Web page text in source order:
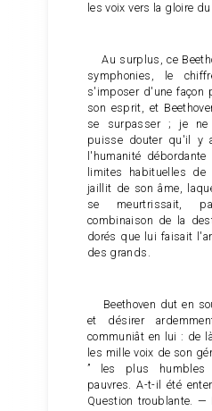
les voix vers la gloire
Au surplus, ce
symphonies, le
s'imposer d'une façon
son esprit, et
se surpasser ; je ne
puisse douter qu'il y
l'humanité
limites habituelles de
jaillit de son âme,
se meurtrissait,
combinaison de la
dorés que lui faisait
des grands.
Beethoven dut en
et désirer
communiât en lui : de
les mille voix de son
” les plus humbles
pauvres. A-t-il été
Question troublante. —